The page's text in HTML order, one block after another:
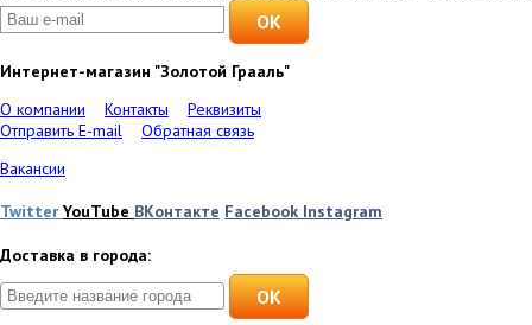
Интернет-магазин "Золотой Грааль"
О компании
Контакты
Реквизиты
Отправить E-mail
Обратная связь
Вакансии
Twitter YouTube ВКонтакте Facebook Instagram
Доставка в города:
OK